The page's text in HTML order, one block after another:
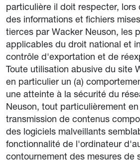
particulière il doit respecter, lors
des informations et fichiers
tierces par Wacker Neuson, les
applicables du droit national et
contrôle d'exportation et de
Toute utilisation abusive du site
en particulier un (a)
une atteinte à la sécurité du
Neuson, tout particulièrement
transmission de contenus
des logiciels malveillants
fonctionnalité de l'ordinateur
contournement des mesures de